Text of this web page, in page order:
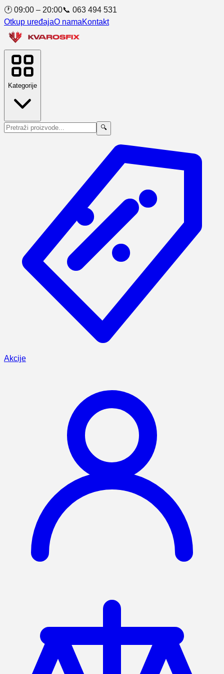
🕐 09:00 – 20:00📞 063 494 531
Otkup uređajaO namaKontakt
Kategorije
🔍
Akcije